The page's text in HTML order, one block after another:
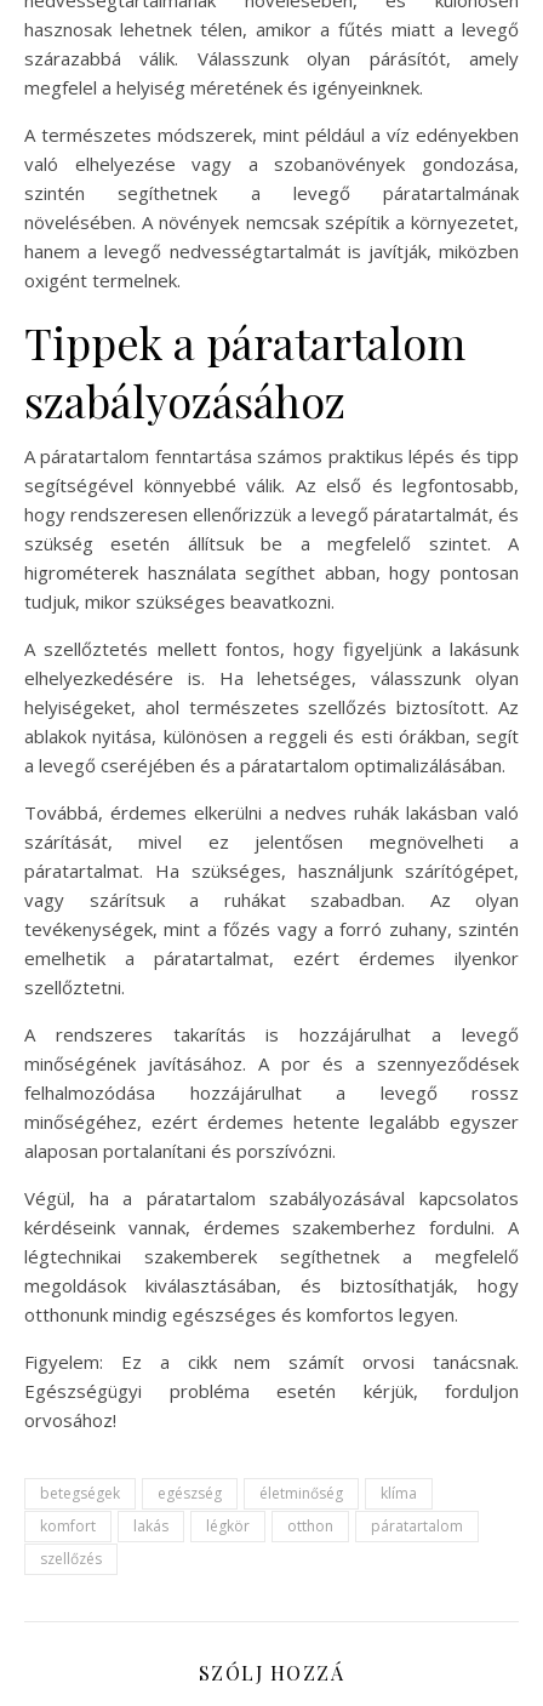
hasznosak lehetnek télen, amikor a fűtés miatt a levegő
szárazabbá válik. Válasszunk olyan párásítót, amely
megfelel a helyiség méretének és igényeinknek.
A természetes módszerek, mint például a víz edényekben
való elhelyezése vagy a szobanövények gondozása,
szintén segíthetnek a levegő páratartalmának
növelésében. A növények nemcsak szépítik a környezetet,
hanem a levegő nedvességtartalmát is javítják, miközben
oxigént termelnek.
Tippek a páratartalom
szabályozásához
A páratartalom fenntartása számos praktikus lépés és tipp
segítségével könnyebbé válik. Az első és legfontosabb,
hogy rendszeresen ellenőrizzük a levegő páratartalmát, és
szükség esetén állítsuk be a megfelelő szintet. A
higrométerek használata segíthet abban, hogy pontosan
tudjuk, mikor szükséges beavatkozni.
A szellőztetés mellett fontos, hogy figyeljünk a lakásunk
elhelyezkedésére is. Ha lehetséges, válasszunk olyan
helyiségeket, ahol természetes szellőzés biztosított. Az
ablakok nyitása, különösen a reggeli és esti órákban, segít
a levegő cseréjében és a páratartalom optimalizálásában.
Továbbá, érdemes elkerülni a nedves ruhák lakásban való
szárítását, mivel ez jelentősen megnövelheti a
páratartalmat. Ha szükséges, használjunk szárítógépet,
vagy szárítsuk a ruhákat szabadban. Az olyan
tevékenységek, mint a főzés vagy a forró zuhany, szintén
emelhetik a páratartalmat, ezért érdemes ilyenkor
szellőztetni.
A rendszeres takarítás is hozzájárulhat a levegő
minőségének javításához. A por és a szennyeződések
felhalmozódása hozzájárulhat a levegő rossz
minőségéhez, ezért érdemes hetente legalább egyszer
alaposan portalanítani és porszívózni.
Végül, ha a páratartalom szabályozásával kapcsolatos
kérdéseink vannak, érdemes szakemberhez fordulni. A
légtechnikai szakemberek segíthetnek a megfelelő
megoldások kiválasztásában, és biztosíthatják, hogy
otthonunk mindig egészséges és komfortos legyen.
Figyelem: Ez a cikk nem számít orvosi tanácsnak.
Egészségügyi probléma esetén kérjük, forduljon
orvosához!
betegségek egészség életminőség
klíma
komfort
lakás légkör otthon
páratartalom
szellőzés
SZÓLJ HOZZÁ